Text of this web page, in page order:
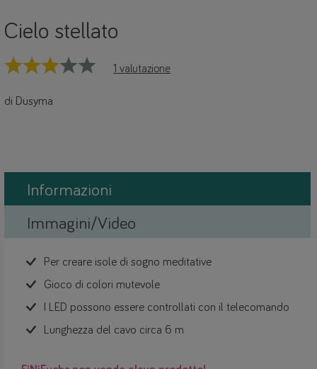
Cielo stellato
1 valutazione
di Dusyma
Informazioni
Immagini/Video
Per creare isole di sogno meditative
Gioco di colori mutevole
I LED possono essere controllati con il telecomando
Lunghezza del cavo circa 6 m